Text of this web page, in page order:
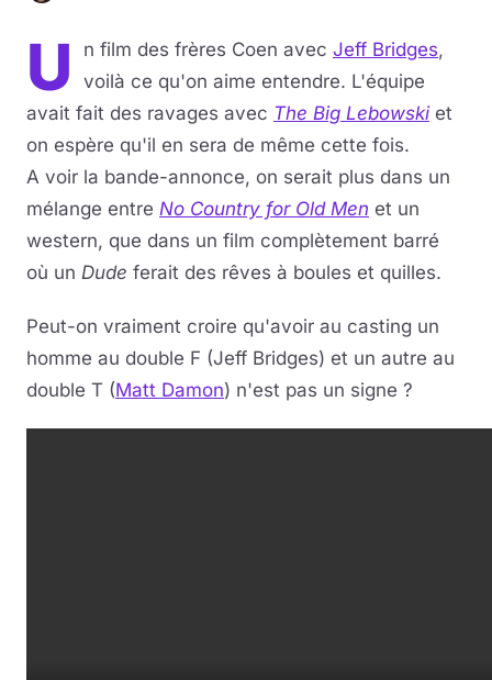
Jeux vidéo
Jeux de société
Musique
Sortir
Sciences & Tech
Forum
U n film des frères Coen avec Jeff Bridges,
voilà ce qu'on aime entendre. L'équipe
avait fait des ravages avec The Big Lebowskiet
on espère qu'il en sera de même cette fois.
A voir la bande-annonce, on serait plus dans un
mélange entre No Country for Old Men et un
western, que dans un film complètement barré
où un Dude ferait des rêves à boules et quilles.
Peut-on vraiment croire qu'avoir au casting un
homme au double F (Jeff Bridges) et un autre au
double T (Matt Damon) n'est pas un signe ?